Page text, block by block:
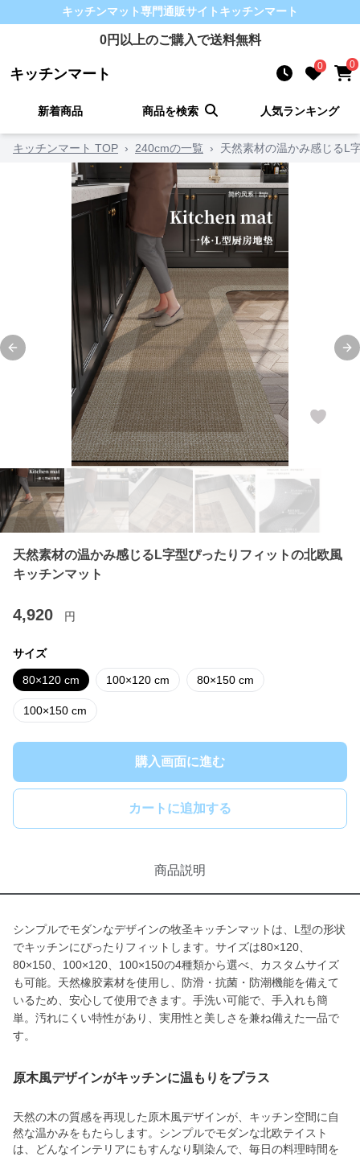
キッチンマット専門通販サイト キッチンマート
0円以上のご購入で送料無料
キッチンマート 0 0
新着商品 商品を検索 人気ランキング
キッチンマート TOP › 240cmの一覧 › 天然素材の温かみ感じるL
Previous slide
天然素材の温かみ感じるL字型ぴったりフィットの北欧風
キッチンマット
4,920 円
サイズ
80×120 cm 100×120 cm 80×150 cm
100×150 cm
購入画面に進む
カートに追加する
商品説明
シンプルでモダンなデザインの牧圣キッチンマットは、L型の形状
でキッチンにぴったりフィットします。サイズは80×120、
80×150、100×120、100×150の4種類から選べ、カスタムサイズ
も可能。天然橡胶素材を使用し、防滑・抗菌・防潮機能を備えて
いるため、安心して使用できます。手洗い可能で、手入れも簡
単。汚れにくい特性があり、実用性と美しさを兼ね備えた一品で
す。
原木風デザインがキッチンに温もりをプラス
天然の木の質感を再現した原木風デザインが、キッチン空間に自
然な温かみをもたらします。シンプルでモダンな北欧テイスト
は、どんなインテリアにもすんなり馴染んで、毎日の料理時間を